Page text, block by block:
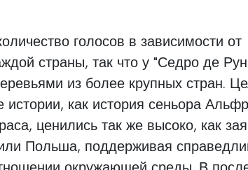
голосов в зависимости от
страны, так что у "Седро де
из более крупных стран.
истории, как история сеньора
ценились так же высоко, как
Польша, поддерживая